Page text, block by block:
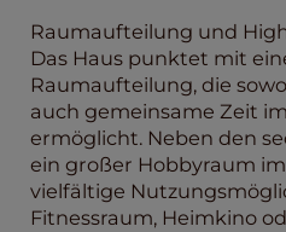
Raumaufteilung und
Das Haus punktet mit
Raumaufteilung, die
auch gemeinsame Zeit
ermöglicht. Neben den
ein großer Hobbyraum
vielfältige
Fitnessraum, Heimkino